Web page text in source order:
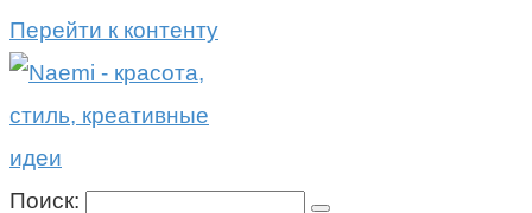
Перейти к контенту
Поиск: